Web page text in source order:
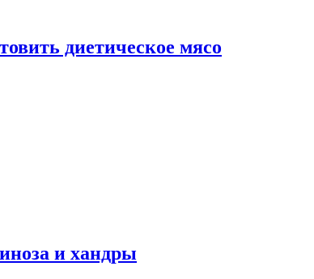
диетическое мясо
и хандры